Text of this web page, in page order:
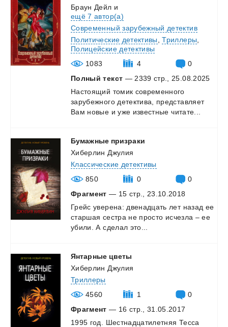
Браун Дейл и
ещё 7 автор(а)
Современный зарубежный детектив
Политические детективы
,Триллеры
Полицейские детективы
1083
4
0
Полный текст — 2339 стр., 25.08.2025
Настоящий томик современного
зарубежного детектива,
представляет
Вам новые и уже известные читате...
Бумажные призраки
Хиберлин Джулия
Классические детективы
850
0
0
Фрагмент — 15 стр., 23.10.2018
Грейс уверена: двенадцать лет назад ее
старшая сестра не просто исчезла – ее
убили.
А сделал это...
Янтарные цветы
Хиберлин Джулия
Триллеры
4560
1
0
Фрагмент — 16 стр., 31.05.2017
1995 год. Шестнадцатилетняя Тесса